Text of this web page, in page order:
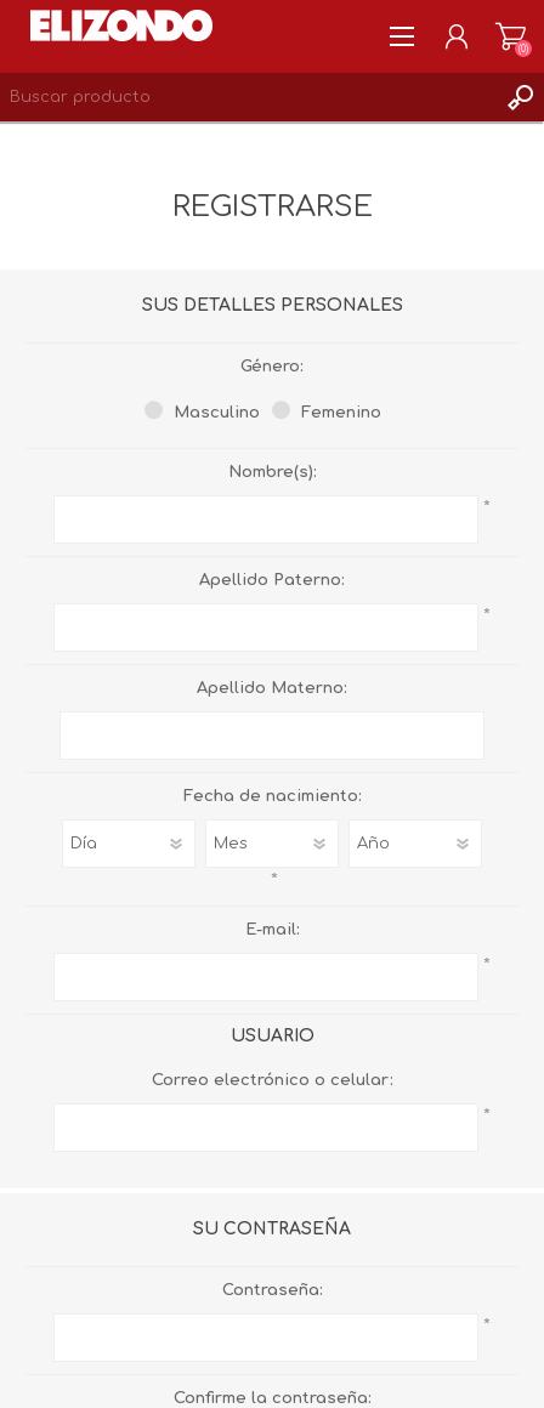
(0)
REGISTRARSE
SUS DETALLES PERSONALES
Género:
Masculino Femenino
Nombre(s):
*
Apellido Paterno:
*
Apellido Materno:
Fecha de nacimiento:
*
E-mail:
*
USUARIO
Correo electrónico o celular:
*
SU CONTRASEÑA
Contraseña:
*
Confirme la contraseña: